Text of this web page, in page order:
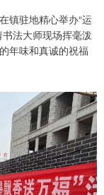
镇驻地精心举办“运
书法大师现场挥毫泼
年味和真诚的祝福